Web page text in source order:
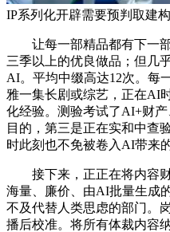
IP系列化开辟需要预判取建构
让每一部精品都有下一部
三季以上的优良做品；但几
AI。平均中缀高达12次。每
雅一集长剧或综艺，正在AI
化经验。测验考试了AI+财
目的，第三是正在实和中查
时此刻也不免被卷入AI带来
接下来，正正在将内容财
海量、廉价、由AI批量生成
不及代替人类思虑的部门。
播后校准。将所有体裁内容